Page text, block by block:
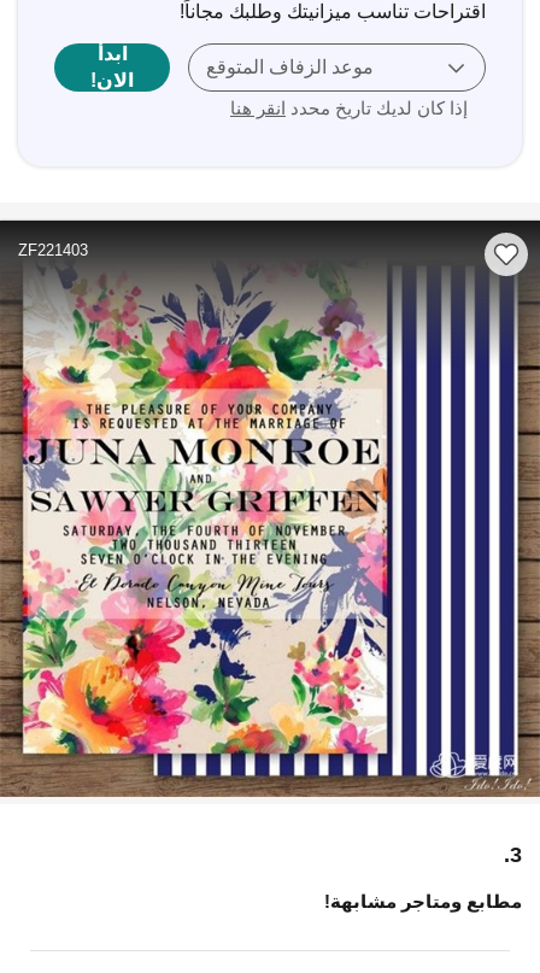
اقتراحات تناسب ميزانيتك وطلبك مجاناً!
موعد الزفاف المتوقع
إذا كان لديك تاريخ محدد انقر هنا
ابدأ
الان!
ZF221403
3.
مطابع ومتاجر مشابهة!